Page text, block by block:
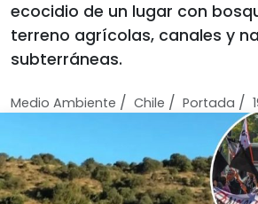
ecocidio de un lugar con
terreno agrícolas, canales y
subterráneas.
Medio Ambiente / Chile / Portada /